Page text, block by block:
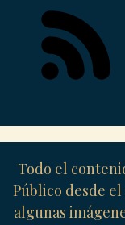
Todo el
Público desde
algunas